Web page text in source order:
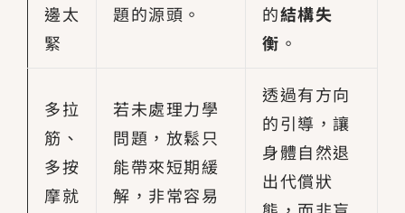
邊太
緊
題的源頭。
的結構失
衡 。
多拉
筋、
多按
摩就
若未處理力學
問題，放鬆只
能帶來短期緩
解，非常容易
透過有方向
的引導，讓
身體自然退
出代償狀